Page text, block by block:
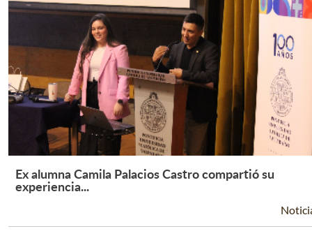
Leer Más +
Ex alumna Camila Palacios Castro compartió su
experiencia...